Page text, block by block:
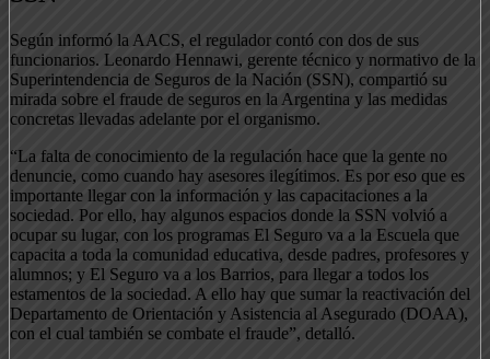
Según informó la AACS, el regulador contó con dos de sus
funcionarios. Leonardo Hennawi, gerente técnico y normativo de la
Superintendencia de Seguros de la Nación (SSN), compartió su
mirada sobre el fraude de seguros en la Argentina y las medidas
concretas llevadas adelante por el organismo.
“La falta de conocimiento de la regulación hace que la gente no
denuncie, como cuando hay asesores ilegítimos. Es por eso que es
importante llegar con la información y las capacitaciones a la
sociedad. Por ello, hay algunos espacios donde la SSN volvió a
ocupar su lugar, con los programas El Seguro va a la Escuela que
capacita a toda la comunidad educativa, desde padres, profesores y
alumnos; y El Seguro va a los Barrios, para llegar a todos los
estamentos de la sociedad. A ello hay que sumar la reactivación del
Departamento de Orientación y Asistencia al Asegurado (DOAA),
con el cual también se combate el fraude”, detalló.